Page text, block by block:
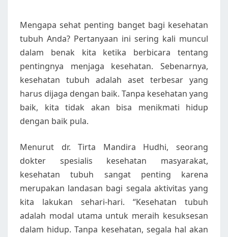
Mengapa sehat penting banget bagi kesehatan
tubuh Anda? Pertanyaan ini sering kali muncul
dalam benak kita ketika berbicara tentang
pentingnya menjaga kesehatan. Sebenarnya,
kesehatan tubuh adalah aset terbesar yang
harus dijaga dengan baik. Tanpa kesehatan yang
baik, kita tidak akan bisa menikmati hidup
dengan baik pula.
Menurut dr. Tirta Mandira Hudhi, seorang
dokter spesialis kesehatan masyarakat,
kesehatan tubuh sangat penting karena
merupakan landasan bagi segala aktivitas yang
kita lakukan sehari-hari. “Kesehatan tubuh
adalah modal utama untuk meraih kesuksesan
dalam hidup. Tanpa kesehatan, segala hal akan